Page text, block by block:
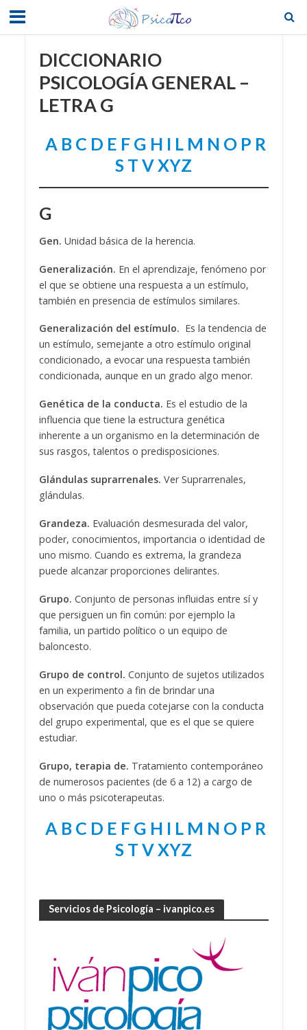
DICCIONARIO
PSICOLOGÍA GENERAL –
LETRA G
A B C D E F G H I L M N O P R
S T VXYZ
G
Gen. Unidad básica de la herencia.
Generalización. En el aprendizaje, fenómeno por
el que se obtiene una respuesta a un estímulo,
también en presencia de estímulos similares.
Generalización del estímulo. Es la tendencia de
un estímulo, semejante a otro estímulo original
condicionado, a evocar una respuesta también
condicionada, aunque en un grado algo menor.
Genética de la conducta. Es el estudio de la
influencia que tiene la estructura genética
inherente a un organismo en la determinación de
sus rasgos, talentos o predisposiciones.
Glándulas suprarrenales. Ver Suprarrenales,
glándulas.
Grandeza. Evaluación desmesurada del valor,
poder, conocimientos, importancia o identidad de
uno mismo. Cuando es extrema, la grandeza
puede alcanzar proporciones delirantes.
Grupo. Conjunto de personas influidas entre sí y
que persiguen un fin común: por ejemplo la
familia, un partido político o un equipo de
baloncesto.
Grupo de control. Conjunto de sujetos utilizados
en un experimento a fin de brindar una
observación que pueda cotejarse con la conducta
del grupo experimental, que es el que se quiere
estudiar.
Grupo, terapia de. Tratamiento contemporáneo
de numerosos pacientes (de 6 a 12) a cargo de
uno o más psicoterapeutas.
A B C D E F G H I L M N O P R
S T VXYZ
Servicios de Psicología – ivanpico.es